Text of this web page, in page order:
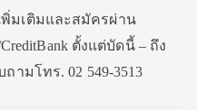
พิ่มเติมและสมัครผ่าน
ตั้งแต่บัดนี้ – ถึง
ามโทร. 02 549-3513